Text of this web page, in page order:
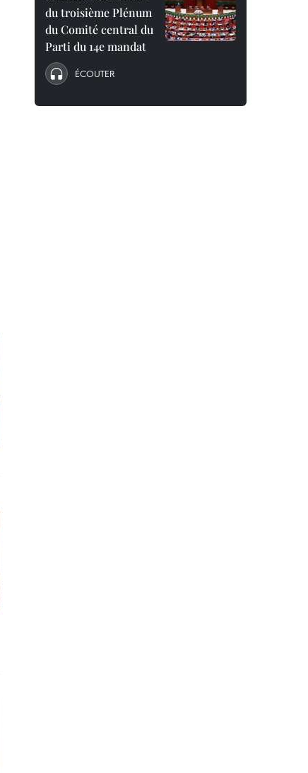
du troisième Plénum
du Comité central du
Parti du 14e mandat
ÉCOUTER